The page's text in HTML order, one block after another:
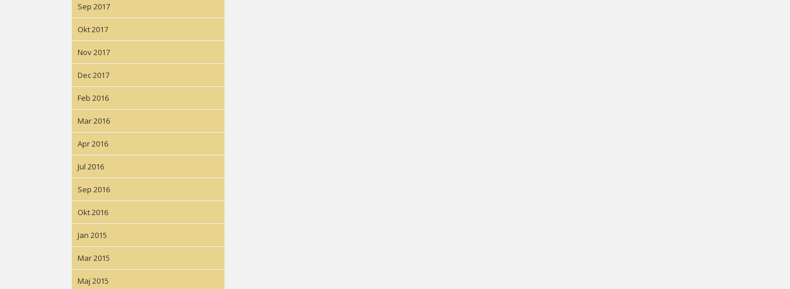
Sep 2017
Okt 2017
Nov 2017
Dec 2017
Feb 2016
Mar 2016
Apr 2016
Jul 2016
Sep 2016
Okt 2016
Jan 2015
Mar 2015
Maj 2015